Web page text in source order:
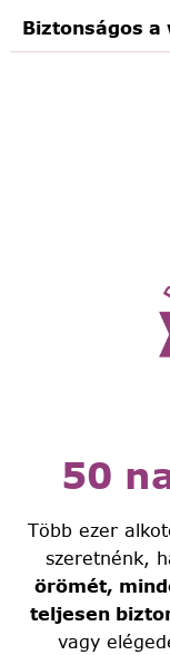
Biztonságos
50
Több ezer
szeretnénk,
örömét,
teljesen
vagy